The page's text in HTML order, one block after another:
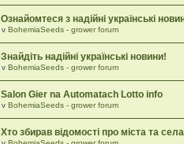
Ознайомтеся з надійні українські
v BohemiaSeeds - grower forum
Знайдіть надійні українські новини!
v BohemiaSeeds - grower forum
Salon Gier na Automatach Lotto info
v BohemiaSeeds - grower forum
Хто збирав відомості про міста та